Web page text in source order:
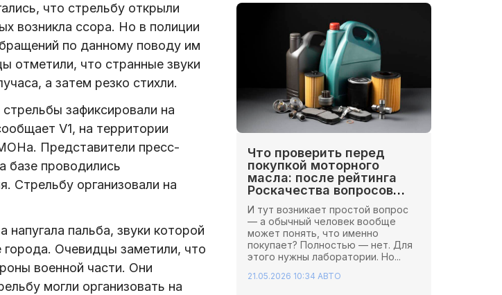
что стрельбу открыли
возникла ссора. Но в полиции
по данному поводу им
отметили, что странные звуки
а затем резко стихли.
зафиксировали на
V1, на территории
Представители пресс-
базе проводились
Стрельбу организовали на
напугала пальба, звуки которой
Очевидцы заметили, что
военной части. Они
могли организовать на
Что проверить перед
покупкой моторного
масла: после рейтинга
Роскачества вопросов
стало больше
И тут возникает простой вопрос
— а обычный человек вообще
может понять, что именно
покупает? Полностью — нет. Для
этого нужны лаборатории. Но...
21.05.2026 10:34 АВТО